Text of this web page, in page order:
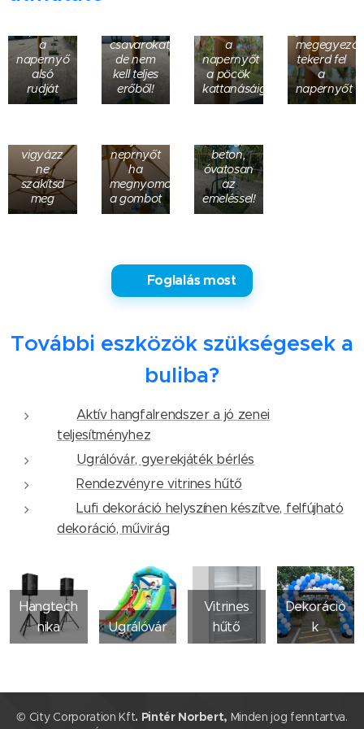
a
napernyő
alsó
rudját
csavarokat,
de nem
kell teljes
erőből!
a
napernyőt
a pöcök
kattanásáig
tekerd fel
a
napernyőt
vigyázz
ne
szakítsd
meg
Ha
szükséges
tudod
neprnyőt
ha
megnyomod
a gombot
beton,
óvatosan
az
emeléssel!
✅ Foglalás most
További eszközök szükségesek a
buliba?
Aktív hangfalrendszer a jó zenei
teljesítményhez
Ugrálóvár, gyerekjáték bérlés
✅Rendezvényre vitrines hűtő
✅Lufi dekoráció helyszínen készítve, felfújható
dekoráció, művirág
Hangtech
nika
Ugrálóvár
Vitrines
hűtő
Dekoráció
k
© City Corporation Kft. Pintér Norbert, Minden jog fenntartva.